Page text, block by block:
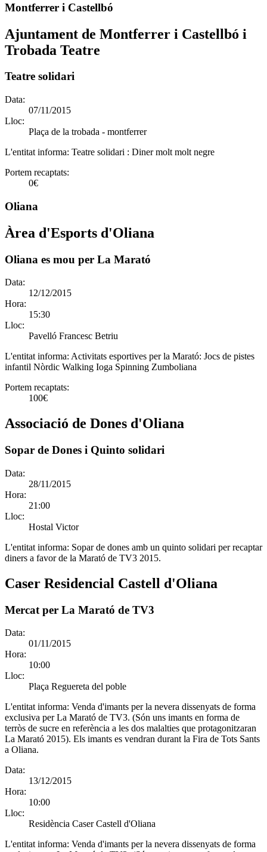
Montferrer i Castellbó
Ajuntament de Montferrer i Castellbó i
Trobada Teatre
Teatre solidari
Data:
07/11/2015
Lloc:
Plaça de la trobada - montferrer
L'entitat informa: Teatre solidari : Diner molt molt negre
Portem recaptats:
0€
Oliana
Àrea d'Esports d'Oliana
Oliana es mou per La Marató
Data:
12/12/2015
Hora:
15:30
Lloc:
Pavelló Francesc Betriu
L'entitat informa: Activitats esportives per la Marató: Jocs de pistes
infantil Nòrdic Walking Ioga Spinning Zumboliana
Portem recaptats:
100€
Associació de Dones d'Oliana
Sopar de Dones i Quinto solidari
Data:
28/11/2015
Hora:
21:00
Lloc:
Hostal Victor
L'entitat informa: Sopar de dones amb un quinto solidari per recaptar
diners a favor de la Marató de TV3 2015.
Caser Residencial Castell d'Oliana
Mercat per La Marató de TV3
Data:
01/11/2015
Hora:
10:00
Lloc:
Plaça Reguereta del poble
L'entitat informa: Venda d'imants per la nevera dissenyats de forma
exclusiva per La Marató de TV3. (Són uns imants en forma de
terròs de sucre en referència a les dos malalties que protagonitzaran
La Marató 2015). Els imants es vendran durant la Fira de Tots Sants
a Oliana.
Data:
13/12/2015
Hora:
10:00
Lloc:
Residència Caser Castell d'Oliana
L'entitat informa: Venda d'imants per la nevera dissenyats de forma